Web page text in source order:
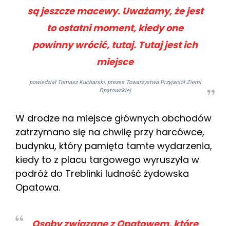
są jeszcze macewy. Uważamy, że jest
to ostatni moment, kiedy one
powinny wrócić, tutaj. Tutaj jest ich
miejsce
powiedział Tomasz Kucharski, prezes Towarzystwa Przyjaciół Ziemi
Opatowskiej
W drodze na miejsce głównych obchodów
zatrzymano się na chwilę przy harcówce,
budynku, który pamięta tamte wydarzenia,
kiedy to z placu targowego wyruszyła w
podróż do Treblinki ludność żydowska
Opatowa.